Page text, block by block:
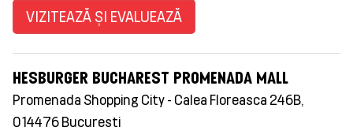
VIZITEAZĂ ȘI EVALUEAZĂ
HESBURGER BUCHAREST PROMENADA MALL
Promenada Shopping City - Calea Floreasca 246B,
014476 Bucuresti